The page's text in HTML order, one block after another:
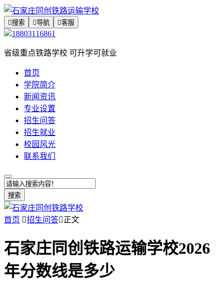
搜索 导航 客服
18803116861
省级重点铁路学校 可升学可就业
首页
学院简介
新闻资讯
专业设置
招生问答
招生就业
校园风光
联系我们
搜索
首页 招生问答正文
石家庄同创铁路运输学校2026
年分数线是多少